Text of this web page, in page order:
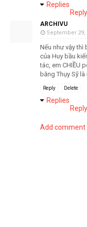
Replies
Reply
ARCHIVU
September 29,
Nếu như vậy thì
của Huy bầu
tác, em CHIỀU
băng Thụy Sỹ là
Reply Delete
Replies
Reply
Add comment